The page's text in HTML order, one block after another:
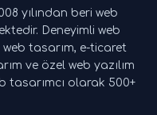
yılından beri web
Deneyimli web
tasarım, e-ticaret
ve özel web yazılım
tasarımcı olarak 500+